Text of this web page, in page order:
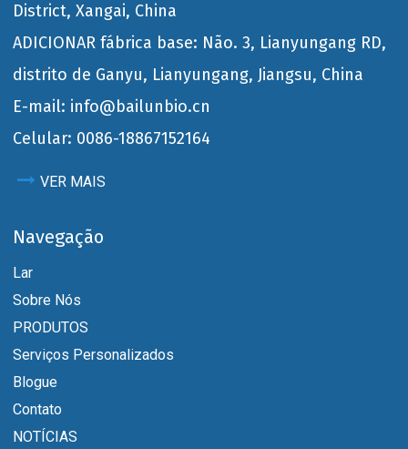
District, Xangai, China
ADICIONAR fábrica base: Não. 3, Lianyungang RD,
distrito de Ganyu, Lianyungang, Jiangsu, China
E-mail: info@bailunbio.cn
Celular: 0086-18867152164
VER MAIS
Navegação
Lar
Sobre Nós
PRODUTOS
Serviços Personalizados
Blogue
Contato
NOTÍCIAS